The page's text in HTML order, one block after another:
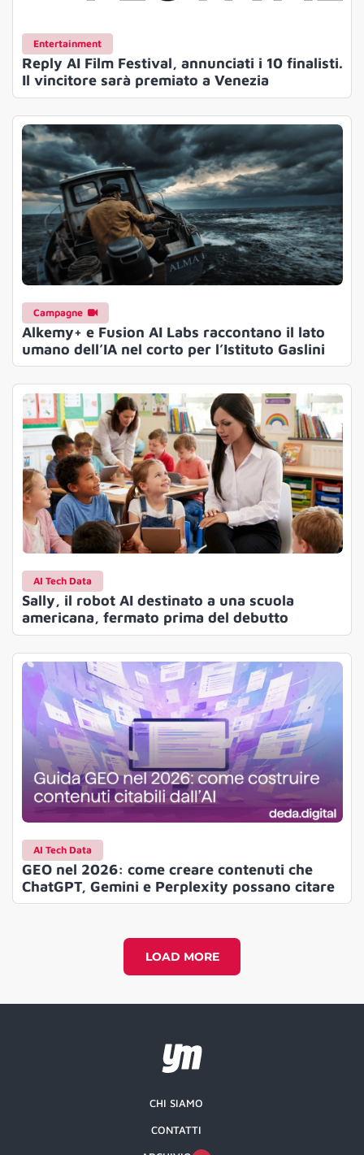
Entertainment
Reply AI Film Festival, annunciati i 10 finalisti.
Il vincitore sarà premiato a Venezia
Campagne
Alkemy+ e Fusion AI Labs raccontano il lato
umano dell’IA nel corto per l’Istituto Gaslini
AI Tech Data
Sally, il robot AI destinato a una scuola
americana, fermato prima del debutto
AI Tech Data
GEO nel 2026: come creare contenuti che
ChatGPT, Gemini e Perplexity possano citare
LOAD MORE
CHI SIAMO
CONTATTI